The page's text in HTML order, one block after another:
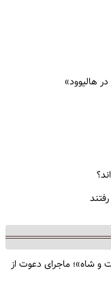
هالیوود»
و شاه»؛ ماجرای دعوت از